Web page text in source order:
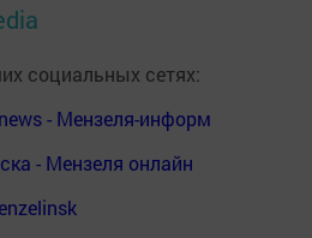
социальных сетях:
- Мензеля-информ
- Мензеля онлайн